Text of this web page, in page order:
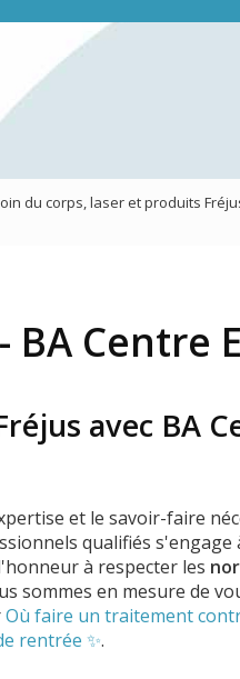
Radiofréquence du visage
La microdermabrasion
Mésothérapie virtuelle
Traitement des yeux
Jet Peel
du corps, laser et produits
BA Centre
avec BA
et le savoir-faire
qualifiés
à respecter les
sommes en mesure de
Où faire un traitement
rentrée ✨.